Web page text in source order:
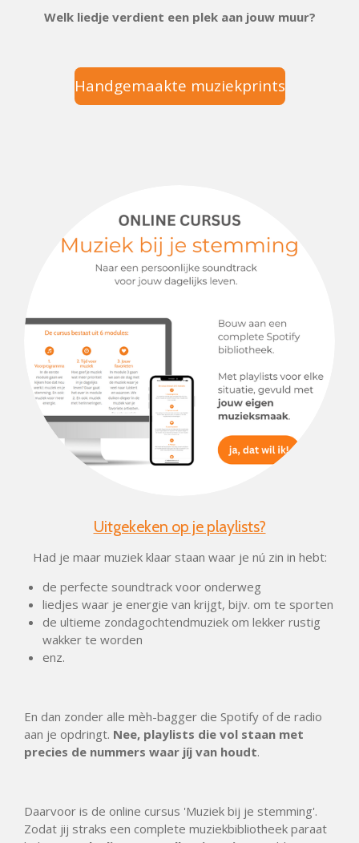
Welk liedje verdient een plek aan jouw muur?
Handgemaakte muziekprints
Uitgekeken op je playlists?
Had je maar muziek klaar staan waar je nú zin in hebt:
de perfecte soundtrack voor onderweg
liedjes waar je energie van krijgt, bijv. om te sporten
de ultieme zondagochtendmuziek om lekker rustig
wakker te worden
enz.
En dan zonder alle mèh-bagger die Spotify of de radio
aan je opdringt. Nee, playlists die vol staan met
precies de nummers waar jíj van houdt.
Daarvoor is de online cursus 'Muziek bij je stemming'.
Zodat jij straks een complete muziekbibliotheek paraat